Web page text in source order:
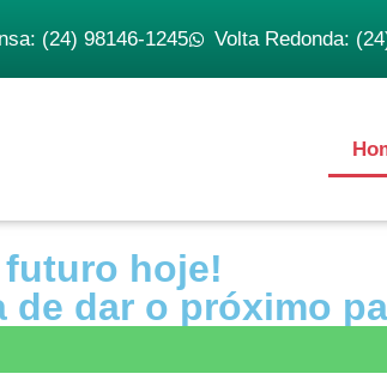
(24) 98146-1245 Volta Redonda:
hoje!
de dar o próximo